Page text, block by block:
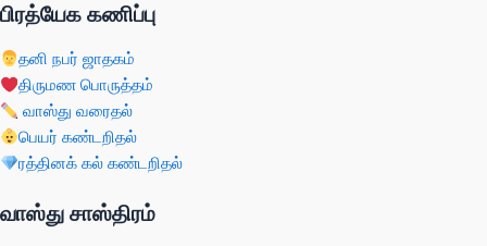
பிரத்யேக கணிப்பு
தனி நபர் ஜாதகம்
திருமண பொருத்தம்
வாஸ்து வரைதல்
பெயர் கண்டறிதல்
ரத்தினக் கல் கண்டறிதல்
வாஸ்து சாஸ்திரம்